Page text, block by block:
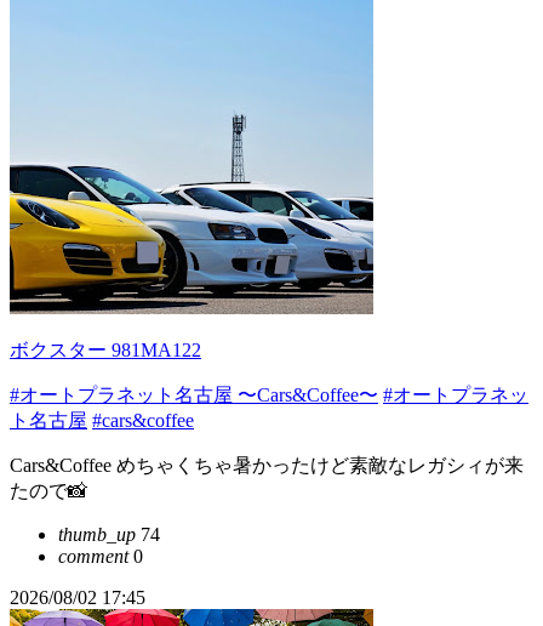
ボクスター 981MA122
#オートプラネット名古屋 〜Cars&Coffee〜 #オートプラネッ
ト名古屋 #cars&coffee
Cars&Coffee めちゃくちゃ暑かったけど素敵なレガシィが来
たので📸
thumb_up 74
comment0
2026/08/02 17:45